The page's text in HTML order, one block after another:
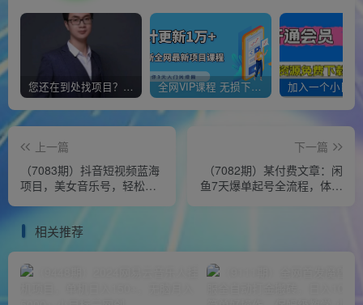
您还在到处找项目？还在当韭菜？我靠经营“一个小目标网创商城”年入百W+，曾经我也负债累累! 全网VIP课程 无损下载~
上一篇
（7083期）抖音短视频蓝海
项目，美女音乐号，轻松月
下一篇
（7082期）某付费文章：闲
鱼7天爆单起号全流程，体验
相关推荐